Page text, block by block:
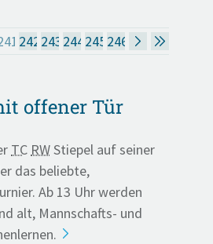
242 243 244 245 246
offener Tür
TC RWStiepel auf seiner
das beliebte,
Ab 13 Uhr werden
alt, Mannschafts- und